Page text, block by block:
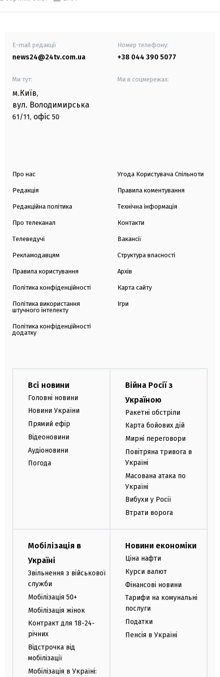
E-mail редакції
news24@24tv.com.ua
Номер телефону:
+38 044 390 5077
Ми тут:
м.Київ,
вул. Володимирська
61/11, офіс 50
Ми в соцмережах:
Про нас
Редакція
Редакційна політика
Про телеканал
Телеведучі
Рекламодавцям
Правила користування
Політика конфіденційності
Політика використання
штучного інтелекту
Політика конфіденційності
додатку
Угода Користувача Спільноти
Правила коментування
Технічна інформація
Контакти
Вакансії
Структура власності
Архів
Карта сайту
Ігри
Всі новини
Головні новини
Новини України
Прямий ефір
Відеоновини
Аудіоновини
Погода
Війна Росії з
Україною
Ракетні обстріли
Карта бойових дій
Мирні переговори
Повітряна тривога в
Україні
Масована атака по
Україні
Вибухи у Росії
Втрати ворога
Мобілізація в
Україні
Звільнення з військової
служби
Мобілізація 50+
Мобілізація жінок
Контракт для 18-24-
річних
Відстрочка від
мобілізації
Мобілізація в Україні:
Новини економіки
Ціна нафти
Курси валют
Фінансові новини
Тарифи на комунальні
послуги
Податки
Пенсія в Україні